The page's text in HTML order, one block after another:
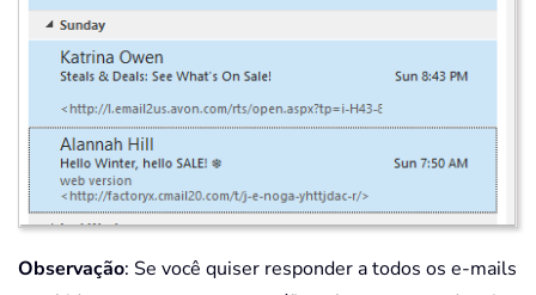
Observação: Se você quiser responder a todos os e-mails